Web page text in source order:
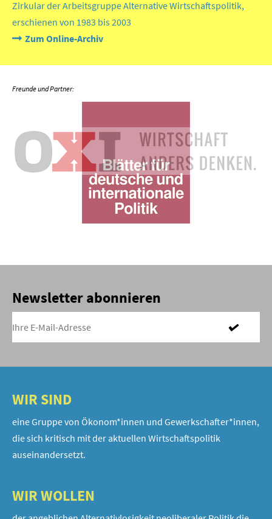
Zirkular der Arbeitsgruppe Alternative Wirtschaftspolitik,
erschienen von 1983 bis 2003
Zum Online-Archiv
Newsletter abonnieren
WIR SIND
eine Gruppe von Ökonom*innen und Gewerkschafter*innen,
die sich kritisch mit der aktuellen Wirtschaftspolitik
auseinandersetzt.
WIR WOLLEN